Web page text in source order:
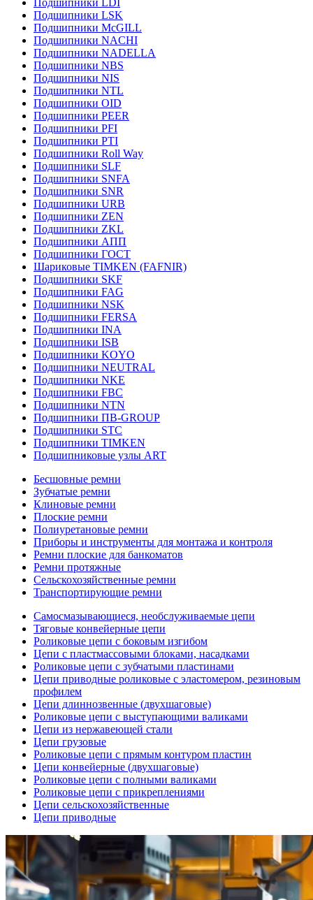
Подшипники LDI
Подшипники LSK
Подшипники McGILL
Подшипники NACHI
Подшипники NADELLA
Подшипники NBS
Подшипники NIS
Подшипники NTL
Подшипники OID
Подшипники PEER
Подшипники PFI
Подшипники PTI
Подшипники Roll Way
Подшипники SLF
Подшипники SNFA
Подшипники SNR
Подшипники URB
Подшипники ZEN
Подшипники ZKL
Подшипники АПП
Подшипники ГОСТ
Шариковые ТІMKEN (FAFNIR)
Подшипники SKF
Подшипники FAG
Подшипники NSK
Подшипники FERSA
Подшипники INA
Подшипники ISB
Подшипники KOYO
Подшипники NEUTRAL
Подшипники NKE
Подшипники FBC
Подшипники NTN
Подшипники ПВ-GROUP
Подшипники STC
Подшипники TIMKEN
Подшипниковые узлы ART
Бесшовные ремни
Зубчатые ремни
Клиновые ремни
Плоские ремни
Полиуретановые ремни
Приборы и инструменты для монтажа и контроля
Ремни плоские для банкоматов
Ремни протяжные
Сельскохозяйственные ремни
Транспортирующие ремни
Самосмазывающиеся, необслуживаемые цепи
Тяговые конвейерные цепи
Роликовые цепи с боковым изгибом
Цепи с пластмассовыми блоками, насадками
Роликовые цепи с зубчатыми пластинами
Цепи приводные роликовые с эластомером, резиновым
профилем
Цепи длиннозвенные (двухшаговые)
Роликовые цепи с выступающими валиками
Цепи из нержавеющей стали
Цепи грузовые
Роликовые цепи с прямым контуром пластин
Цепи конвейерные (двухшаговые)
Роликовые цепи с полными валиками
Роликовые цепи с прикреплениями
Цепи сельскохозяйственные
Цепи приводные